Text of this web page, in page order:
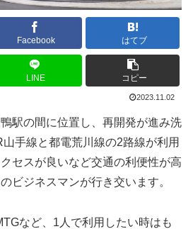
Facebook はてブ
LINE コピー
2023.11.02
駅の間に位置し、再開発が進み洗
手線と都電荒川線の2路線が利用
セスが良いなど交通の利便性が高
ビジネスマンが行き交います。
など、1人で利用したい時はも